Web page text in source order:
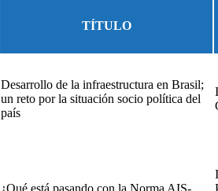
TÍTULO
Desarrollo de la infraestructura en Brasil;
un reto por la situación socio política del
país
¿Qué está pasando con la Norma AIS-